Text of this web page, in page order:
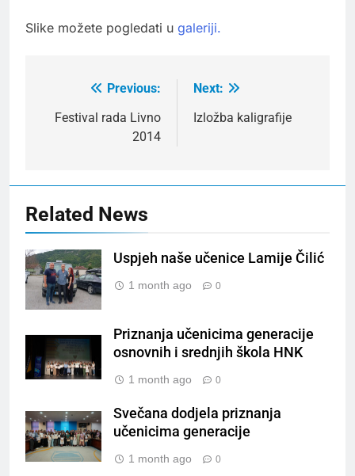
Slike možete pogledati u galeriji.
navigation
Previous:
Festival rada Livno
2014
Next:
Izložba kaligrafije
Related News
Uspjeh naše učenice Lamije Čilić
1 month ago 0
Priznanja učenicima generacije
osnovnih i srednjih škola HNK
1 month ago 0
Svečana dodjela priznanja
učenicima generacije
1 month ago 0